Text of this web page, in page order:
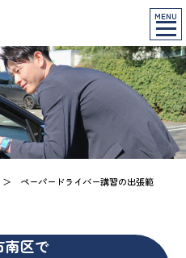
MENU
＞ ペーパードライバー講習の出張範
南区で